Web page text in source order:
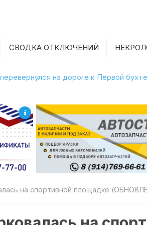
СВОДКА ОТКЛЮЧЕНИЙ
на дороге к Первой бухте
на спортивной площадке